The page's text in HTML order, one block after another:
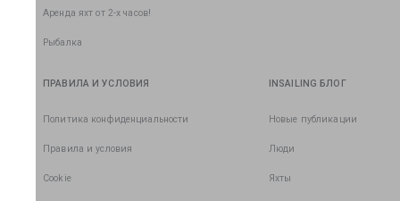
Аренда яхт от 2-х часов!
Рыбалка
ПРАВИЛА И УСЛОВИЯ
Политика конфиденциальности
Правила и условия
Cookie
INSAILING БЛОГ
Новые публикации
Люди
Яхты